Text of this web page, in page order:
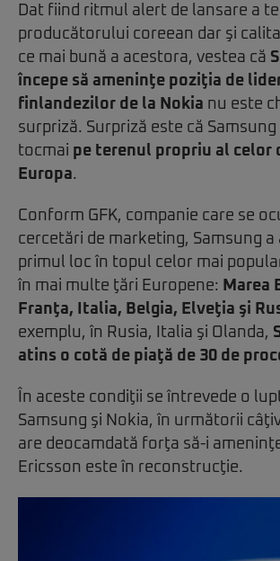
Dat fiind ritmul alert de lansare a
producătorului coreean dar şi
ce mai bună a acestora, vestea că
începe să ameninţe poziţia de
finlandezilor de la Nokia nu este
surpriză. Surpriză este că Samsung
tocmai pe terenul propriu al celor
Europa.
Conform GFK, companie care se
cercetări de marketing, Samsung a
primul loc în topul celor mai
în mai multe ţări Europene: Marea
Franţa, Italia, Belgia, Elveţia şi
exemplu, în Rusia, Italia şi Olanda,
atins o cotă de piaţă de 30 de
În aceste condiţii se întrevede o
Samsung şi Nokia, în următorii
are deocamdată forţa să-i
Ericsson este în reconstrucţie.